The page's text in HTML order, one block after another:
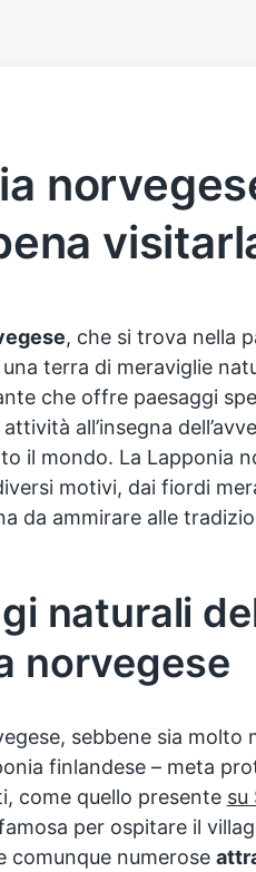
, che si trova nella
terra di meraviglie
che offre paesaggi
all’insegna
il mondo. La Lapponia
motivi, dai fiordi
da ammirare alle
naturali
norvegese
sebbene sia molto
finlandese – meta
come quello presente su
per ospitare il
comunque numerose